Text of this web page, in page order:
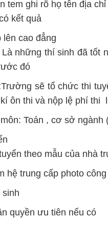
tem ghi rõ họ tên địa
kết quả
lên cao đẳng
những thí sinh đã tốt
đó
sẽ tổ chức thi
ôn thi và nộp lệ phí
Toán , cơ sở ngành
theo mẫu của nhà
hệ trung cấp photo
sinh
quyền ưu tiên nếu có